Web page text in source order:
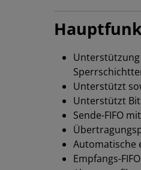
Unterstützung
Unterstützt
Unterstützt
Sende-FIFO
Automatische
Empfangs-